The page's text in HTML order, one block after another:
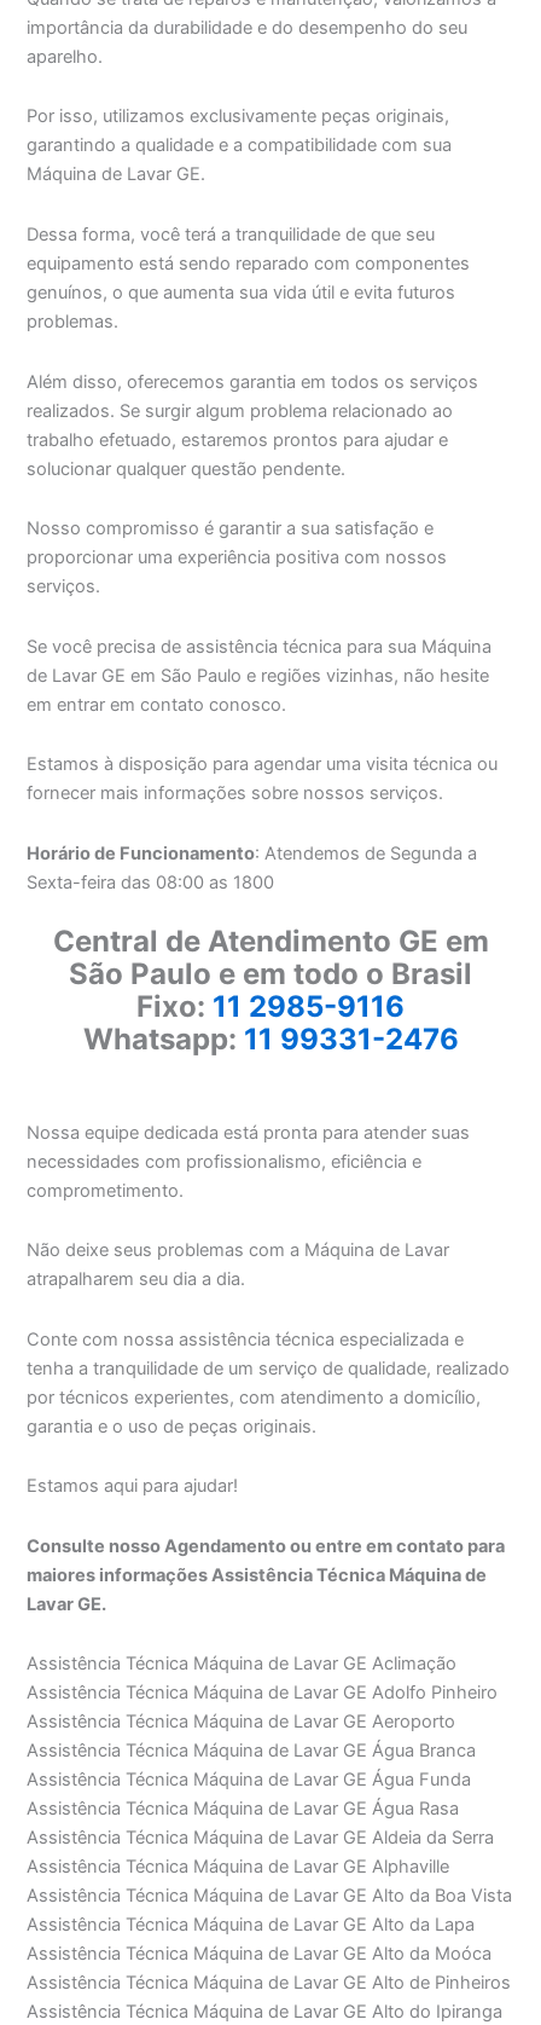
importância da durabilidade e do desempenho do seu
aparelho.
Por isso, utilizamos exclusivamente peças originais,
garantindo a qualidade e a compatibilidade com sua
Máquina de Lavar GE.
Dessa forma, você terá a tranquilidade de que seu
equipamento está sendo reparado com componentes
genuínos, o que aumenta sua vida útil e evita futuros
problemas.
Além disso, oferecemos garantia em todos os serviços
realizados. Se surgir algum problema relacionado ao
trabalho efetuado, estaremos prontos para ajudar e
solucionar qualquer questão pendente.
Nosso compromisso é garantir a sua satisfação e
proporcionar uma experiência positiva com nossos
serviços.
Se você precisa de assistência técnica para sua Máquina
de Lavar GE em São Paulo e regiões vizinhas, não hesite
em entrar em contato conosco.
Estamos à disposição para agendar uma visita técnica ou
fornecer mais informações sobre nossos serviços.
Horário de Funcionamento: Atendemos de Segunda a
Sexta-feira das 08:00 as 1800
Central de Atendimento GE em
São Paulo e em todo o Brasil
Fixo: 11 2985-9116
Whatsapp: 11 99331-2476
Nossa equipe dedicada está pronta para atender suas
necessidades com profissionalismo, eficiência e
comprometimento.
Não deixe seus problemas com a Máquina de Lavar
atrapalharem seu dia a dia.
Conte com nossa assistência técnica especializada e
tenha a tranquilidade de um serviço de qualidade, realizado
por técnicos experientes, com atendimento a domicílio,
garantia e o uso de peças originais.
Estamos aqui para ajudar!
Consulte nosso Agendamento ou entre em contato para
maiores informações Assistência Técnica Máquina de
Lavar GE.
Assistência Técnica Máquina de Lavar GE Aclimação
Assistência Técnica Máquina de Lavar GE Adolfo Pinheiro
Assistência Técnica Máquina de Lavar GE Aeroporto
Assistência Técnica Máquina de Lavar GE Água Branca
Assistência Técnica Máquina de Lavar GE Água Funda
Assistência Técnica Máquina de Lavar GE Água Rasa
Assistência Técnica Máquina de Lavar GE Aldeia da Serra
Assistência Técnica Máquina de Lavar GE Alphaville
Assistência Técnica Máquina de Lavar GE Alto da Boa Vista
Assistência Técnica Máquina de Lavar GE Alto da Lapa
Assistência Técnica Máquina de Lavar GE Alto da Moóca
Assistência Técnica Máquina de Lavar GE Alto de Pinheiros
Assistência Técnica Máquina de Lavar GE Alto do Ipiranga